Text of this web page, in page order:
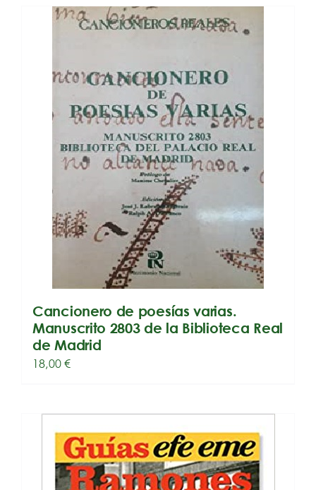
Cancionero de poesías varias.
Manuscrito 2803 de la Biblioteca Real
de Madrid
18,00€